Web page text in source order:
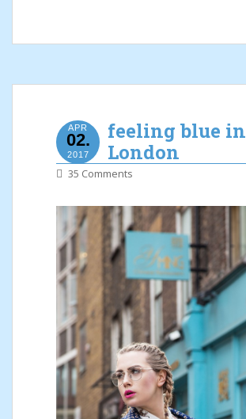
APR
02.
2017
feeling blue in
London
35 Comments